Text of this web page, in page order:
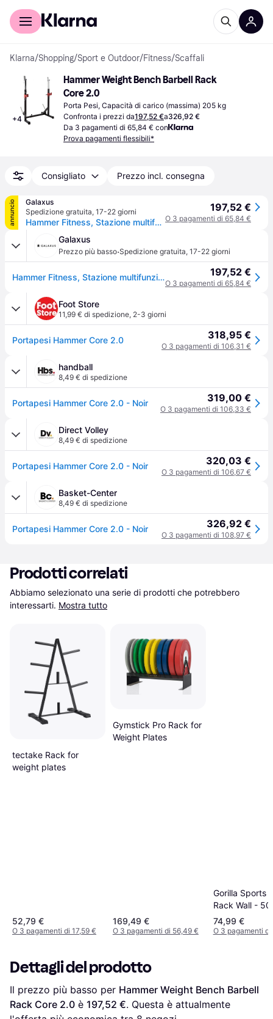
Per il tuo shopping
Klarna/Shopping/Sport e Outdoor/Fitness/Scaffali
+4
Hammer Weight Bench Barbell Rack
Core 2.0
Porta Pesi, Capacità di carico (massima) 205 kg
Confronta i prezzi da197,52 €a326,92 €
Da 3 pagamenti di 65,84 € con
Prova pagamenti flessibili*
Consigliato Prezzo incl. consegna
annuncio
Galaxus
Spedizione gratuita, 17-22 giorni
Hammer Fitness, Stazione multifunzione
197,52 €
O 3 pagamenti di 65,84 €
Galaxus
Prezzo più basso·Spedizione gratuita, 17-22 giorni
Hammer Fitness, Stazione multifunzione 197,52 €
O 3 pagamenti di 65,84 €
Foot Store
11,99 € di spedizione, 2-3 giorni
Portapesi Hammer Core 2.0 318,95 €
O 3 pagamenti di 106,31 €
handball
8,49 € di spedizione
Portapesi Hammer Core 2.0 - Noir 319,00 €
O 3 pagamenti di 106,33 €
Direct Volley
8,49 € di spedizione
Portapesi Hammer Core 2.0 - Noir 320,03 €
O 3 pagamenti di 106,67 €
Basket-Center
8,49 € di spedizione
Portapesi Hammer Core 2.0 - Noir 326,92 €
O 3 pagamenti di 108,97 €
Prodotti correlati
Abbiamo selezionato una serie di prodotti che potrebbero
interessarti. Mostra tutto
tectake Rack for
weight plates
52,79 €
O 3 pagamenti di 17,59 €
Gymstick Pro Rack for
Weight Plates
169,49 €
O 3 pagamenti di 56,49 €
Gorilla Sports
Rack Wall - 50
74,99 €
O 3 pagamenti
Dettagli del prodotto
Il prezzo più basso per Hammer Weight Bench Barbell
Rack Core 2.0 è 197,52 €. Questa è attualmente